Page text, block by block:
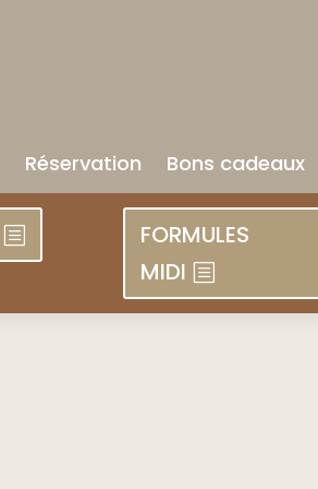
Réservation Bons cadeaux
FORMULES
MIDI